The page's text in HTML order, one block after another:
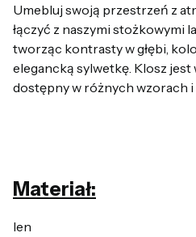
Umebluj swoją przestrzeń z
łączyć z naszymi stożkowymi
tworząc kontrasty w głębi,
elegancką sylwetkę. Klosz jest
dostępny w różnych wzorach i
Materiał:
len